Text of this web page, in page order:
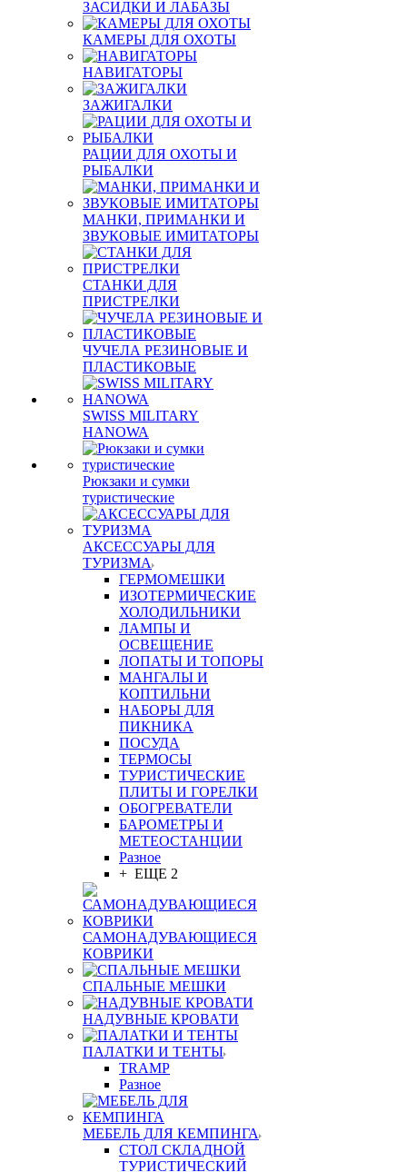
ЗАСИДКИ И ЛАБАЗЫ
КАМЕРЫ ДЛЯ ОХОТЫ
НАВИГАТОРЫ
ЗАЖИГАЛКИ
РАЦИИ ДЛЯ ОХОТЫ И
РЫБАЛКИ
МАНКИ, ПРИМАНКИ И
ЗВУКОВЫЕ ИМИТАТОРЫ
СТАНКИ ДЛЯ
ПРИСТРЕЛКИ
ЧУЧЕЛА РЕЗИНОВЫЕ И
ПЛАСТИКОВЫЕ
SWISS MILITARY
HANOWA
Рюкзаки и сумки
туристические
АКСЕССУАРЫ ДЛЯ
ТУРИЗМА
ГЕРМОМЕШКИ
ИЗОТЕРМИЧЕСКИЕ
ХОЛОДИЛЬНИКИ
ЛАМПЫ И
ОСВЕЩЕНИЕ
ЛОПАТЫ И ТОПОРЫ
МАНГАЛЫ И
КОПТИЛЬНИ
НАБОРЫ ДЛЯ
ПИКНИКА
ПОСУДА
ТЕРМОСЫ
ТУРИСТИЧЕСКИЕ
ПЛИТЫ И ГОРЕЛКИ
ОБОГРЕВАТЕЛИ
БАРОМЕТРЫ И
МЕТЕОСТАНЦИИ
Разное
+ ЕЩЕ 2
САМОНАДУВАЮЩИЕСЯ
КОВРИКИ
СПАЛЬНЫЕ МЕШКИ
НАДУВНЫЕ КРОВАТИ
ПАЛАТКИ И ТЕНТЫ
TRAMP
Разное
МЕБЕЛЬ ДЛЯ КЕМПИНГА
СТОЛ СКЛАДНОЙ
ТУРИСТИЧЕСКИЙ